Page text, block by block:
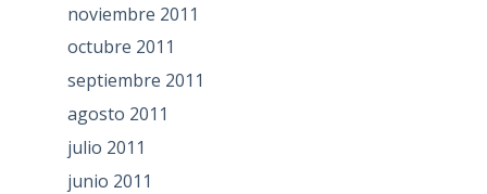
noviembre 2011
octubre 2011
septiembre 2011
agosto 2011
julio 2011
junio 2011